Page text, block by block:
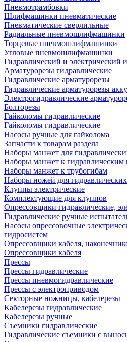
Пневмотрамбовки
Шлифмашинки пневматические
Пневматические сверлильные
Радиальные пневмошлифмашинки
Торцевые пневмошлифмашинки
Угловые пневмошлифмашинки
Гидравлический и электрический
Арматурорезы гидравлические
Гидравлические арматурорезы
Гидравлические арматурорезы
Электрогидравлические
Болторезы
Гайколомы гидравлические
Гайколомы гидравлические
Насосы ручные для гайколома
Запчасти к товарам раздела
Наборы манжет для
Наборы манжет к гидравлическим
Наборы манжет к трубогибам
Наборы ножей для гидравлических
Клуппы электрические
Комплектующие для клуппов
Опрессовщики гидравлические,
Гидравлические ручные
Насосы опрессовочные
гидросистем
Опрессовщики кабеля,
Опрессовщики кабеля
Прессы
Прессы гидравлические
Прессы пневмогидравлические
Прессы с электроприводом
Секторные ножницы, кабелерезы
Кабелерезы гидравлические
Кабелерезы ручные
Съемники гидравлические
Гидравлические cъемники с